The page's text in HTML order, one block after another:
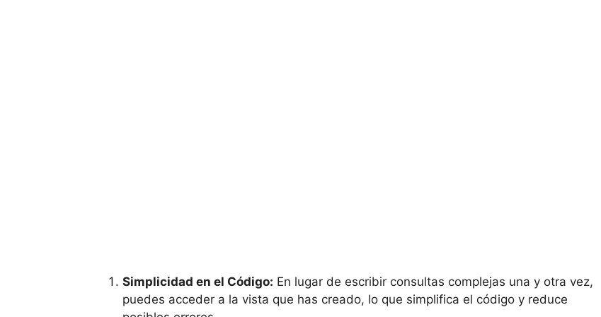
Simplicidad en el Código: En lugar de escribir consultas complejas una y otra vez,
puedes acceder a la vista que has creado, lo que simplifica el código y reduce